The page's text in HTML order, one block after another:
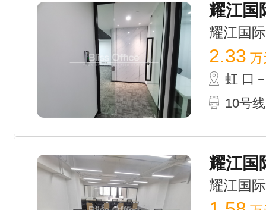
耀江国
耀江国
2.33 万
虹 口
10号
耀江国
耀江国